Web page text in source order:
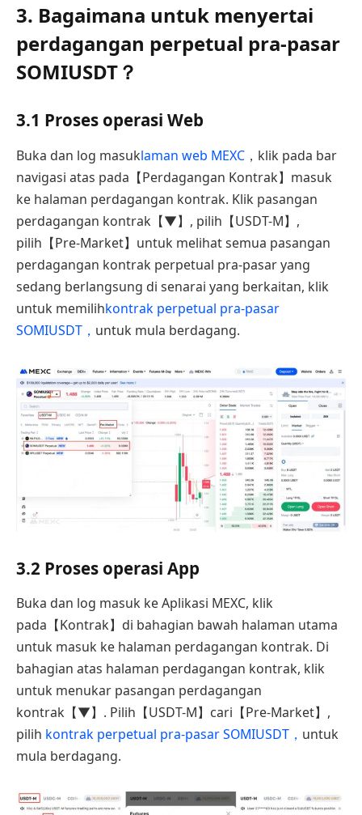
3. Bagaimana untuk menyertai
perdagangan perpetual pra-pasar
SOMIUSDT？
3.1 Proses operasi Web
Buka dan log masuklaman web MEXC ，klik pada bar
navigasi atas pada【Perdagangan Kontrak】masuk
ke halaman perdagangan kontrak. Klik pasangan
perdagangan kontrak【▼】, pilih【USDT-M】,
pilih【Pre-Market】untuk melihat semua pasangan
perdagangan kontrak perpetual pra-pasar yang
sedang berlangsung di senarai yang berkaitan, klik
untuk memilihkontrak perpetual pra-pasar
SOMIUSDT ， untuk mula berdagang.
3.2 Proses operasi App
Buka dan log masuk ke Aplikasi MEXC, klik
pada【Kontrak】di bahagian bawah halaman utama
untuk masuk ke halaman perdagangan kontrak. Di
bahagian atas halaman perdagangan kontrak, klik
untuk menukar pasangan perdagangan
kontrak【▼】. Pilih【USDT-M】cari【Pre-Market】,
pilih kontrak perpetual pra-pasar SOMIUSDT ， untuk
mula berdagang.